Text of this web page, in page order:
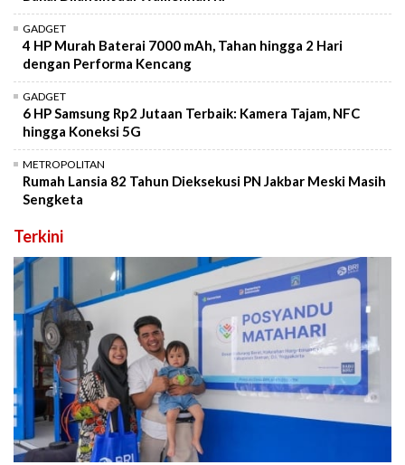
GADGET
4 HP Murah Baterai 7000 mAh, Tahan hingga 2 Hari
dengan Performa Kencang
GADGET
6 HP Samsung Rp2 Jutaan Terbaik: Kamera Tajam, NFC
hingga Koneksi 5G
METROPOLITAN
Rumah Lansia 82 Tahun Dieksekusi PN Jakbar Meski Masih
Sengketa
Terkini